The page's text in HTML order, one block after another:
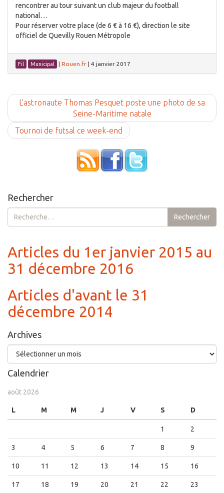
rencontrer au tour suivant un club majeur du football
national…
Pour réserver votre place (de 6 € à 16 €), direction le site
officiel de Quevilly Rouen Métropole
Fil Municipal | Rouen.fr | 4 janvier 2017
L’astronaute Thomas Pesquet poste une photo de sa
Seine-Maritime natale
Tournoi de futsal ce week-end
Rechercher
Rechercher :
Rechercher
Articles du 1er janvier 2015 au
31 décembre 2016
Articles d'avant le 31
décembre 2014
Archives
Archives
Calendrier
août 2026
L M M J V S D
1 2
3 4 5 6 7 8 9
10 11 12 13 14 15 16
17 18 19 20 21 22 23